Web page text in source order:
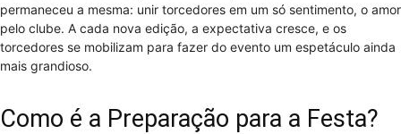
permaneceu a mesma: unir torcedores em um só sentimento, o amor
pelo clube. A cada nova edição, a expectativa cresce, e os
torcedores se mobilizam para fazer do evento um espetáculo ainda
mais grandioso.
Como é a Preparação para a Festa?